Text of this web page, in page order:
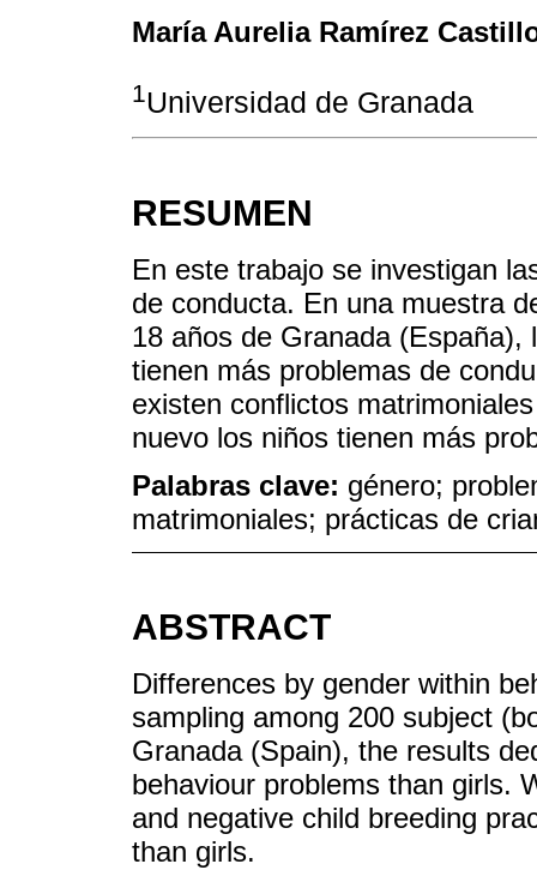
María Aurelia Ramírez
1Universidad de Granada
RESUMEN
En este trabajo se investigan
de conducta. En una muestra
18 años de Granada
tienen más problemas de
existen conflictos
nuevo los niños tienen más
Palabras clave: género;
matrimoniales; prácticas de
ABSTRACT
Differences by gender within
sampling among 200 subject
Granada (Spain), the results
behaviour problems than girls.
and negative child breeding
than girls.